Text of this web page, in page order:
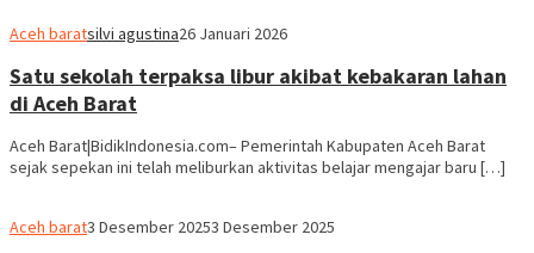
Aceh baratsilvi agustina26 Januari 2026
Satu sekolah terpaksa libur akibat kebakaran lahan
di Aceh Barat
Aceh Barat|BidikIndonesia.com– Pemerintah Kabupaten Aceh Barat
sejak sepekan ini telah meliburkan aktivitas belajar mengajar baru […]
Aceh barat3 Desember 20253 Desember 2025